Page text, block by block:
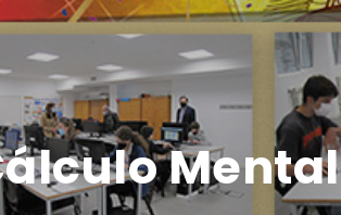
Mental